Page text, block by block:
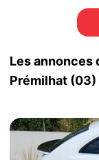
Les annonces
Prémilhat (03)